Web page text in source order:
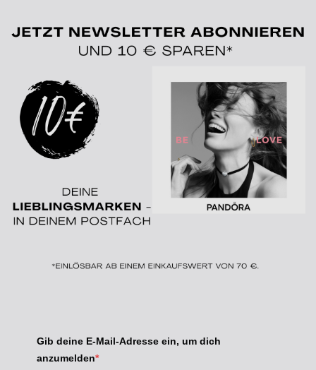
Gib deine E-Mail-Adresse ein, um dich
anzumelden